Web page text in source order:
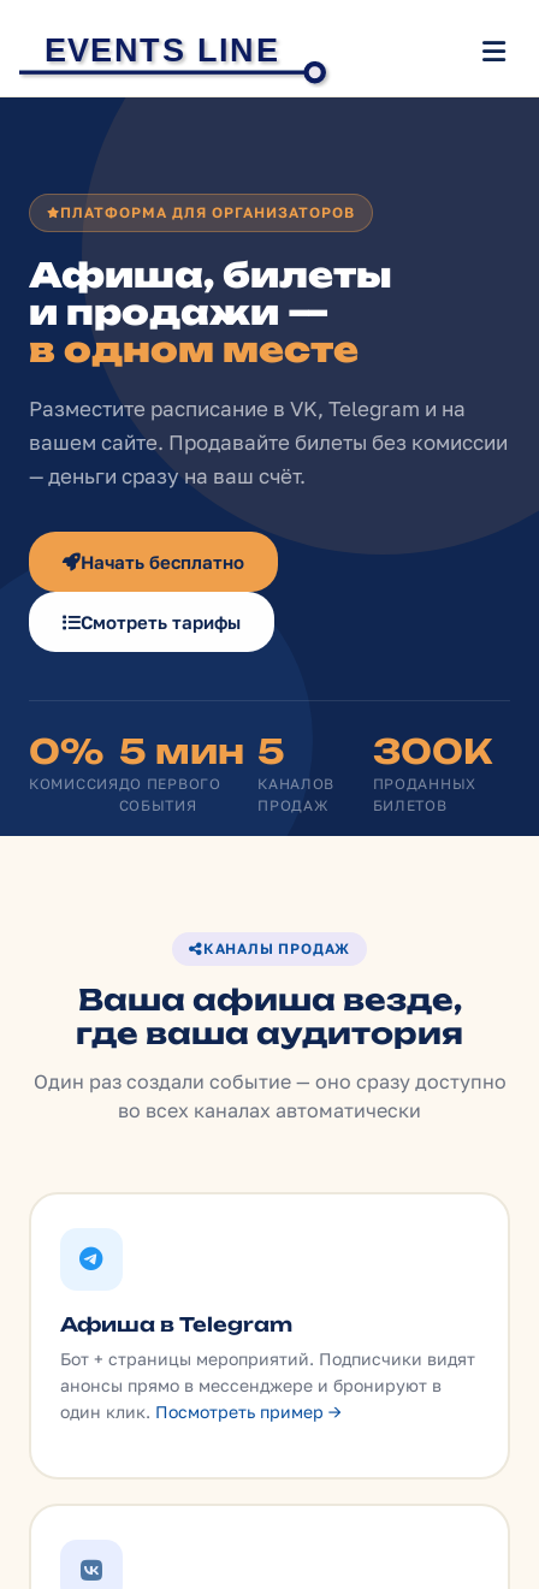
EVENTS LINE
ПЛАТФОРМА ДЛЯ ОРГАНИЗАТОРОВ
Афиша, билеты
и продажи —
в одном месте
Разместите расписание в VK, Telegram и на
вашем сайте. Продавайте билеты без комиссии
— деньги сразу на ваш счёт.
Начать бесплатно
Смотреть тарифы
0%
КОМИССИЯ
5 мин
ДО ПЕРВОГО
СОБЫТИЯ
5
КАНАЛОВ
ПРОДАЖ
300K
ПРОДАННЫХ
БИЛЕТОВ
КАНАЛЫ ПРОДАЖ
Ваша афиша везде,
где ваша аудитория
Один раз создали событие — оно сразу доступно
во всех каналах автоматически
Афиша в Telegram
Бот + страницы мероприятий. Подписчики видят
анонсы прямо в мессенджере и бронируют в
один клик. Посмотреть пример →